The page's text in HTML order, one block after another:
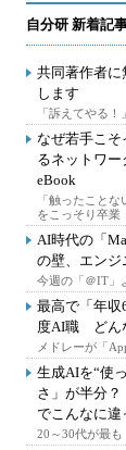
自分研 新着記
共同著作者に
します
「訴えてやる
なぜ若手こ
るネットワ
eBook
「触ったこと
をこっそり卒業：
AI時代の「
の壁、エンジ
今週の「＠IT」
最高で「年
度AI職 どん
メドレーが「
生成AIを“使
さ」が半分
でこんなに違
20～30代が最も